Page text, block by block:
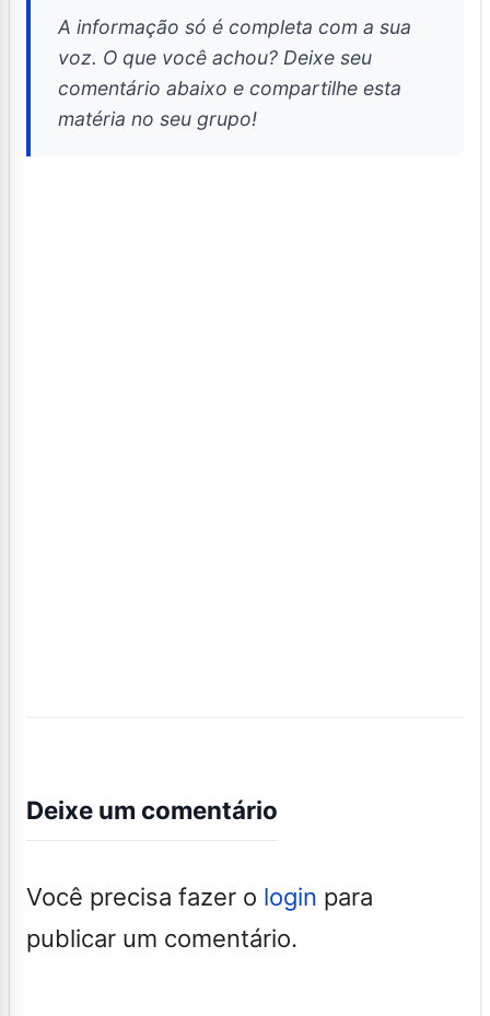
A informação só é completa com a sua
voz. O que você achou? Deixe seu
comentário abaixo e compartilhe esta
matéria no seu grupo!
Deixe um comentário
Você precisa fazer o login para
publicar um comentário.